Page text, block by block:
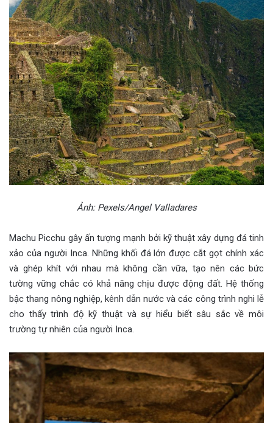
Ảnh: Pexels/Angel Valladares
Machu Picchu gây ấn tượng mạnh bởi kỹ thuật xây dựng đá tinh
xảo của người Inca. Những khối đá lớn được cắt gọt chính xác
và ghép khít với nhau mà không cần vữa, tạo nên các bức
tường vững chắc có khả năng chịu được động đất. Hệ thống
bậc thang nông nghiệp, kênh dẫn nước và các công trình nghi lễ
cho thấy trình độ kỹ thuật và sự hiểu biết sâu sắc về môi
trường tự nhiên của người Inca.